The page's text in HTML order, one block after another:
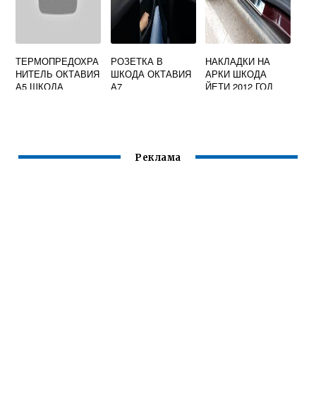
ТЕРМОПРЕДОХРА
НИТЕЛЬ ОКТАВИЯ
А5 ШКОДА
РОЗЕТКА В
ШКОДА ОКТАВИЯ
А7
НАКЛАДКИ НА
АРКИ ШКОДА
ЙЕТИ 2012 ГОД
Реклама